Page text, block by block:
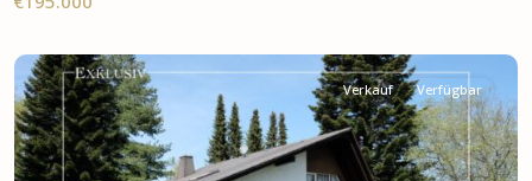
Verkauf Verfügbar